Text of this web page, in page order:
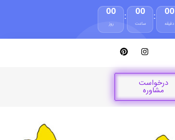
00
روز
:
00
ساعت
:
00
دقیقه
درخواست
مشاوره